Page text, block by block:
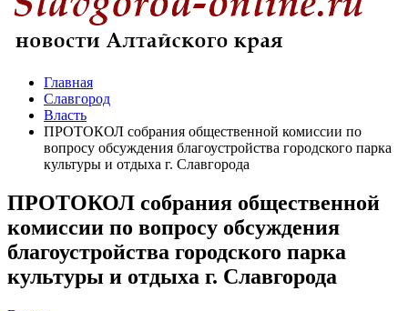
Главная
Славгород
Власть
ПРОТОКОЛ собрания общественной комиссии по
вопросу обсуждения благоустройства городского парка
культуры и отдыха г. Славгорода
ПРОТОКОЛ собрания общественной
комиссии по вопросу обсуждения
благоустройства городского парка
культуры и отдыха г. Славгорода